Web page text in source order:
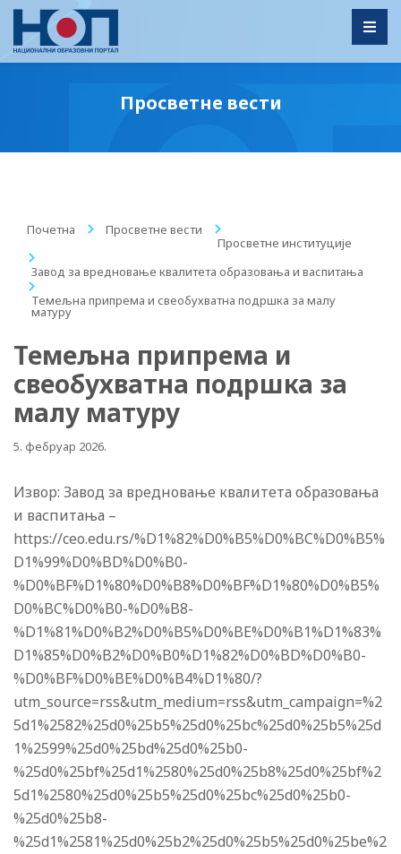
Просветне вести
Почетна / Просветне вести
/
Просветне институције
/
Завод за вредновање квалитета образовања и васпитања
/
Темељна припрема и свеобухватна подршка за малу
матуру
Темељна припрема и
свеобухватна подршка за
малу матуру
5. фебруар 2026.
Извор: Завод за вредновање квалитета образовања
и васпитања –
https://ceo.edu.rs/%D1%82%D0%B5%D0%BC%D0%B5%
D1%99%D0%BD%D0%B0-
%D0%BF%D1%80%D0%B8%D0%BF%D1%80%D0%B5%
D0%BC%D0%B0-%D0%B8-
%D1%81%D0%B2%D0%B5%D0%BE%D0%B1%D1%83%
D1%85%D0%B2%D0%B0%D1%82%D0%BD%D0%B0-
%D0%BF%D0%BE%D0%B4%D1%80/?
utm_source=rss&utm_medium=rss&utm_campaign=%2
5d1%2582%25d0%25b5%25d0%25bc%25d0%25b5%25d
1%2599%25d0%25bd%25d0%25b0-
%25d0%25bf%25d1%2580%25d0%25b8%25d0%25bf%2
5d1%2580%25d0%25b5%25d0%25bc%25d0%25b0-
%25d0%25b8-
%25d1%2581%25d0%25b2%25d0%25b5%25d0%25be%2